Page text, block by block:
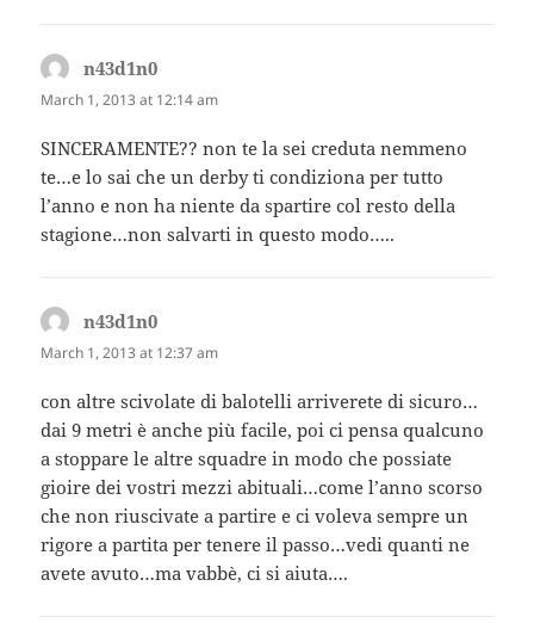
n43d1n0
March 1, 2013 at 12:14 am
SINCERAMENTE?? non te la sei creduta nemmeno
te…e lo sai che un derby ti condiziona per tutto
l’anno e non ha niente da spartire col resto della
stagione…non salvarti in questo modo…..
n43d1n0
March 1, 2013 at 12:37 am
con altre scivolate di balotelli arriverete di sicuro…
dai 9 metri è anche più facile, poi ci pensa qualcuno
a stoppare le altre squadre in modo che possiate
gioire dei vostri mezzi abituali…come l’anno scorso
che non riuscivate a partire e ci voleva sempre un
rigore a partita per tenere il passo…vedi quanti ne
avete avuto…ma vabbè, ci si aiuta….